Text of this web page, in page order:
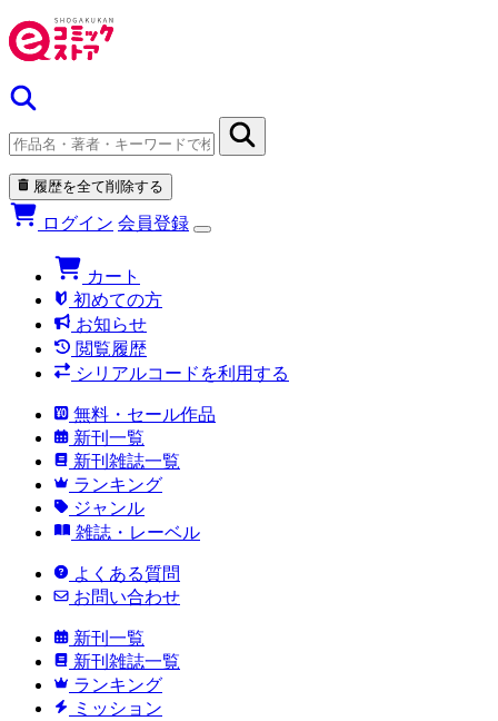
履歴を全て削除する
ログイン 会員登録
カート
初めての方
お知らせ
閲覧履歴
シリアルコードを利用する
無料・セール作品
新刊一覧
新刊雑誌一覧
ランキング
ジャンル
雑誌・レーベル
よくある質問
お問い合わせ
新刊一覧
新刊雑誌一覧
ランキング
ミッション